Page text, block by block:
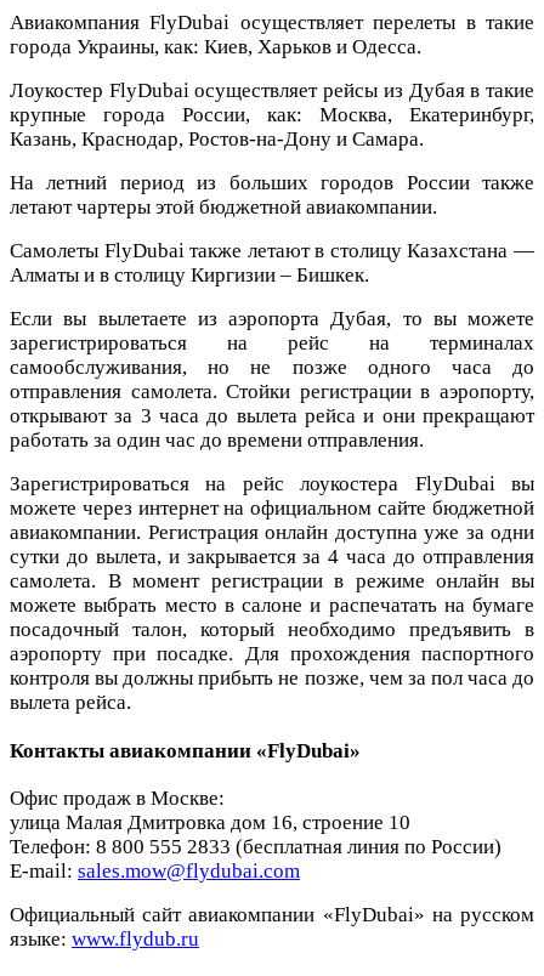
Авиакомпания FlyDubai осуществляет перелеты в такие
города Украины, как: Киев, Харьков и Одесса.
Лоукостер FlyDubai осуществляет рейсы из Дубая в такие
крупные города России, как: Москва, Екатеринбург,
Казань, Краснодар, Ростов-на-Дону и Самара.
На летний период из больших городов России также
летают чартеры этой бюджетной авиакомпании.
Самолеты FlyDubai также летают в столицу Казахстана —
Алматы и в столицу Киргизии – Бишкек.
Если вы вылетаете из аэропорта Дубая, то вы можете
зарегистрироваться на рейс на терминалах
самообслуживания, но не позже одного часа до
отправления самолета. Стойки регистрации в аэропорту,
открывают за 3 часа до вылета рейса и они прекращают
работать за один час до времени отправления.
Зарегистрироваться на рейс лоукостера FlyDubai вы
можете через интернет на официальном сайте бюджетной
авиакомпании. Регистрация онлайн доступна уже за одни
сутки до вылета, и закрывается за 4 часа до отправления
самолета. В момент регистрации в режиме онлайн вы
можете выбрать место в салоне и распечатать на бумаге
посадочный талон, который необходимо предъявить в
аэропорту при посадке. Для прохождения паспортного
контроля вы должны прибыть не позже, чем за пол часа до
вылета рейса.
Контакты авиакомпании «FlyDubai»
Офис продаж в Москве:
улица Малая Дмитровка дом 16, строение 10
Телефон: 8 800 555 2833 (бесплатная линия по России)
E-mail: sales.mow@flydubai.com
Официальный сайт авиакомпании «FlyDubai» на русском
языке: www.flydub.ru